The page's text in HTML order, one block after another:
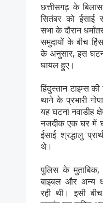
छत्तीसगढ़ के
सितंबर को ईसाई
सभा के दौरान
समुदायों के बीच
के अनुसार, इस
घायल हुए।
हिंदुस्तान टाइम्स
थाने के प्रभारी
यह घटना नवाडीह
नजदीक एक घर में
ईसाई श्रद्धालु
थे।
पुलिस के मुताबिक,
बाइबल और अन्य
रही थी। इसी